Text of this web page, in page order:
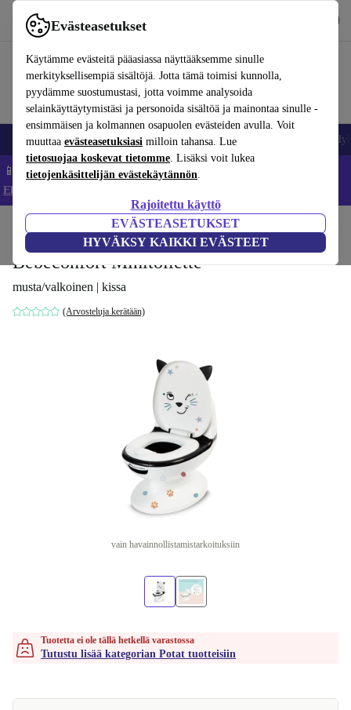
Evästeasetukset
Käytämme evästeitä pääasiassa näyttääksemme sinulle
merkityksellisempiä sisältöjä. Jotta tämä toimisi kunnolla,
pyydämme suostumustasi, jotta voimme analysoida
selainkäyttäytymistäsi ja personoida sisältöä ja mainontaa sinulle -
ensimmäisen ja kolmannen osapuolen evästeiden avulla. Voit
muuttaa evästeasetuksiasi milloin tahansa. Lue
tietosuojaa koskevat tietomme. Lisäksi voit lukea
tietojenkäsittelijän evästekäytännön.
Rajoitettu käyttö
EVÄSTEASETUKSET
HYVÄKSY KAIKKI EVÄSTEET
Käytä refurbed-palvelua nopeasti ja helposti
Matkapuhelimet ja älypuhelimet Kannettavat tietokoneet
📱 Säästä 5 % LISÄÄ iPhoneista – Koodi: IPHONEDEAL –
Ehdot ja säännöt
Potat ja pesut Potat
Bebeconfort Minitoilette
musta/valkoinen | kissa
(Arvosteluja kerätään)
vain havainnollistamistarkoituksiin
Tuotetta ei ole tällä hetkellä varastossa
Tutustu lisää kategorian Potat tuotteisiin